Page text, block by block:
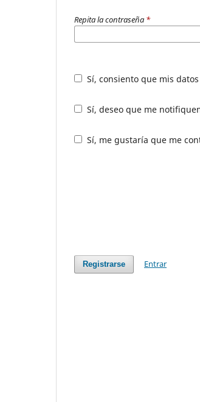
Repita la contraseña *
Sí, consiento que mis
Sí, deseo que me
Sí, me gustaría que me
Registrarse Entrar